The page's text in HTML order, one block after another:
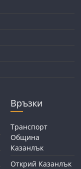
Връзки
Транспорт
Община
Казанлък
Открий Казанлък